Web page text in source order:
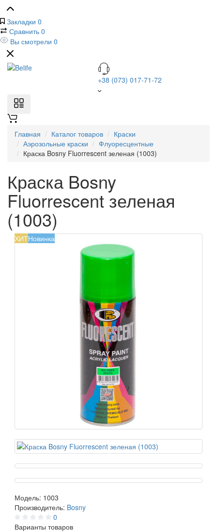
Закладки 0
Сравнить 0
Вы смотрели 0
+38 (073) 017-71-72
Главная Каталог товаров
Краски
Аэрозольные краски
Флуоресцентные
Краска Bosny Fluorrescent зеленая (1003)
Краска Bosny
Fluorrescent зеленая
(1003)
ХИТНовинка
Модель: 1003
Производитель: Bosny
0
Варианты товаров